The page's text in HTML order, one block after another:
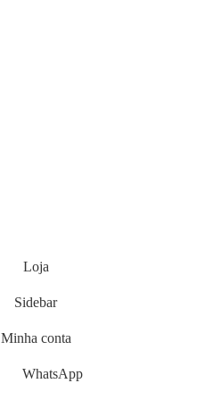
Loja
Sidebar
Minha conta
WhatsApp